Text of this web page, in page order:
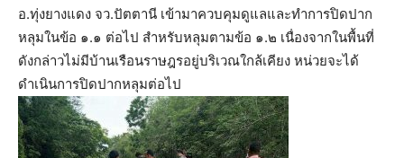
อ.ทุ่งยางแดง จว.ปัตตานี เข้ามาควบคุมดูแลและทำการปิดปาก
หลุมในข้อ ๑.๑ ต่อไป สำหรับหลุมตามข้อ ๑.๒ เนื่องจากในพื้นที่
ดังกล่าวไม่มีบ้านเรือนราษฎรอยู่บริเวณใกล้เคียง หน่วยจะได้
ดำเนินการปิดปากหลุมต่อไป